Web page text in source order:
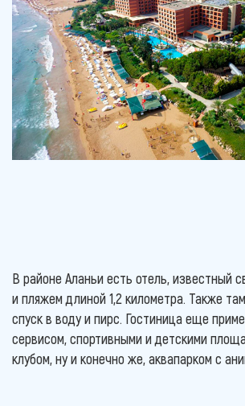
В районе Аланьи есть отель, известный
и пляжем длиной 1,2 километра. Также
спуск в воду и пирс. Гостиница еще
сервисом, спортивными и детскими
клубом, ну и конечно же, аквапарком с